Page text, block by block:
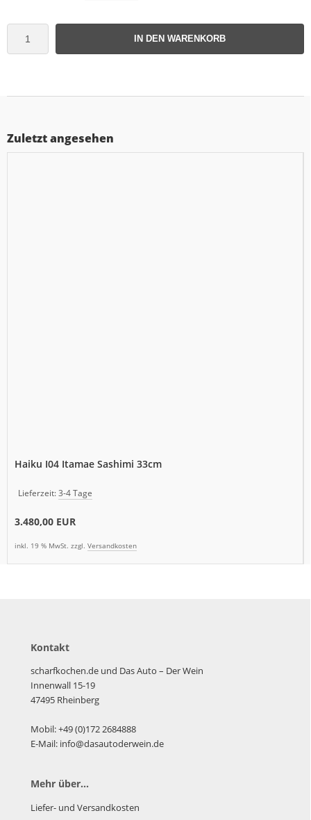
IN DEN WARENKORB
Zuletzt angesehen
Haiku I04 Itamae Sashimi 33cm
Lieferzeit:3-4 Tage
3.480,00 EUR
inkl. 19 % MwSt. zzgl. Versandkosten
Kontakt
scharfkochen.de und Das Auto – Der Wein
Innenwall 15-19
47495 Rheinberg
Mobil: +49 (0)172 2684888
E-Mail: info@dasautoderwein.de
Mehr über...
Liefer- und Versandkosten